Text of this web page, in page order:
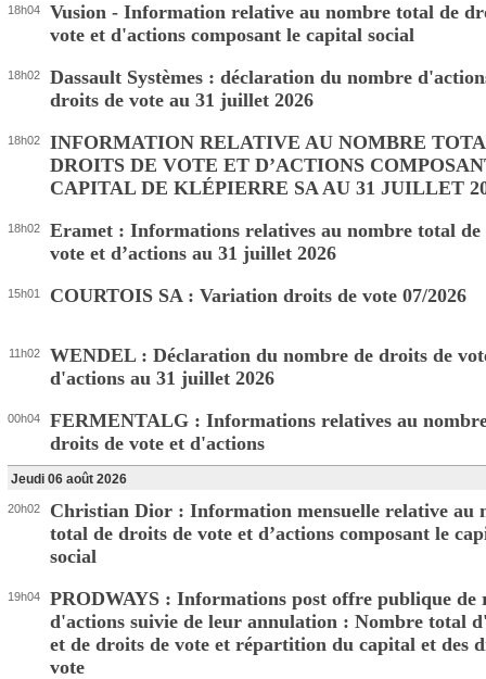
18h04
Vusion - Information relative au nombre total de
vote et d'actions composant le capital social
18h02
Dassault Systèmes : déclaration du nombre
droits de vote au 31 juillet 2026
18h02
INFORMATION RELATIVE AU NOMBRE
DROITS DE VOTE ET D’ACTIONS
CAPITAL DE KLÉPIERRE SA AU 31 JUILLET
18h02
Eramet : Informations relatives au nombre total de
vote et d’actions au 31 juillet 2026
15h01 COURTOIS SA : Variation droits de vote 07/2026
11h02
WENDEL : Déclaration du nombre de droits de
d'actions au 31 juillet 2026
00h04
FERMENTALG : Informations relatives au
droits de vote et d'actions
Jeudi 06 août 2026
20h02
Christian Dior : Information mensuelle relative au
total de droits de vote et d’actions composant le
social
19h04
PRODWAYS : Informations post offre publique de
d'actions suivie de leur annulation : Nombre total
et de droits de vote et répartition du capital et des
vote